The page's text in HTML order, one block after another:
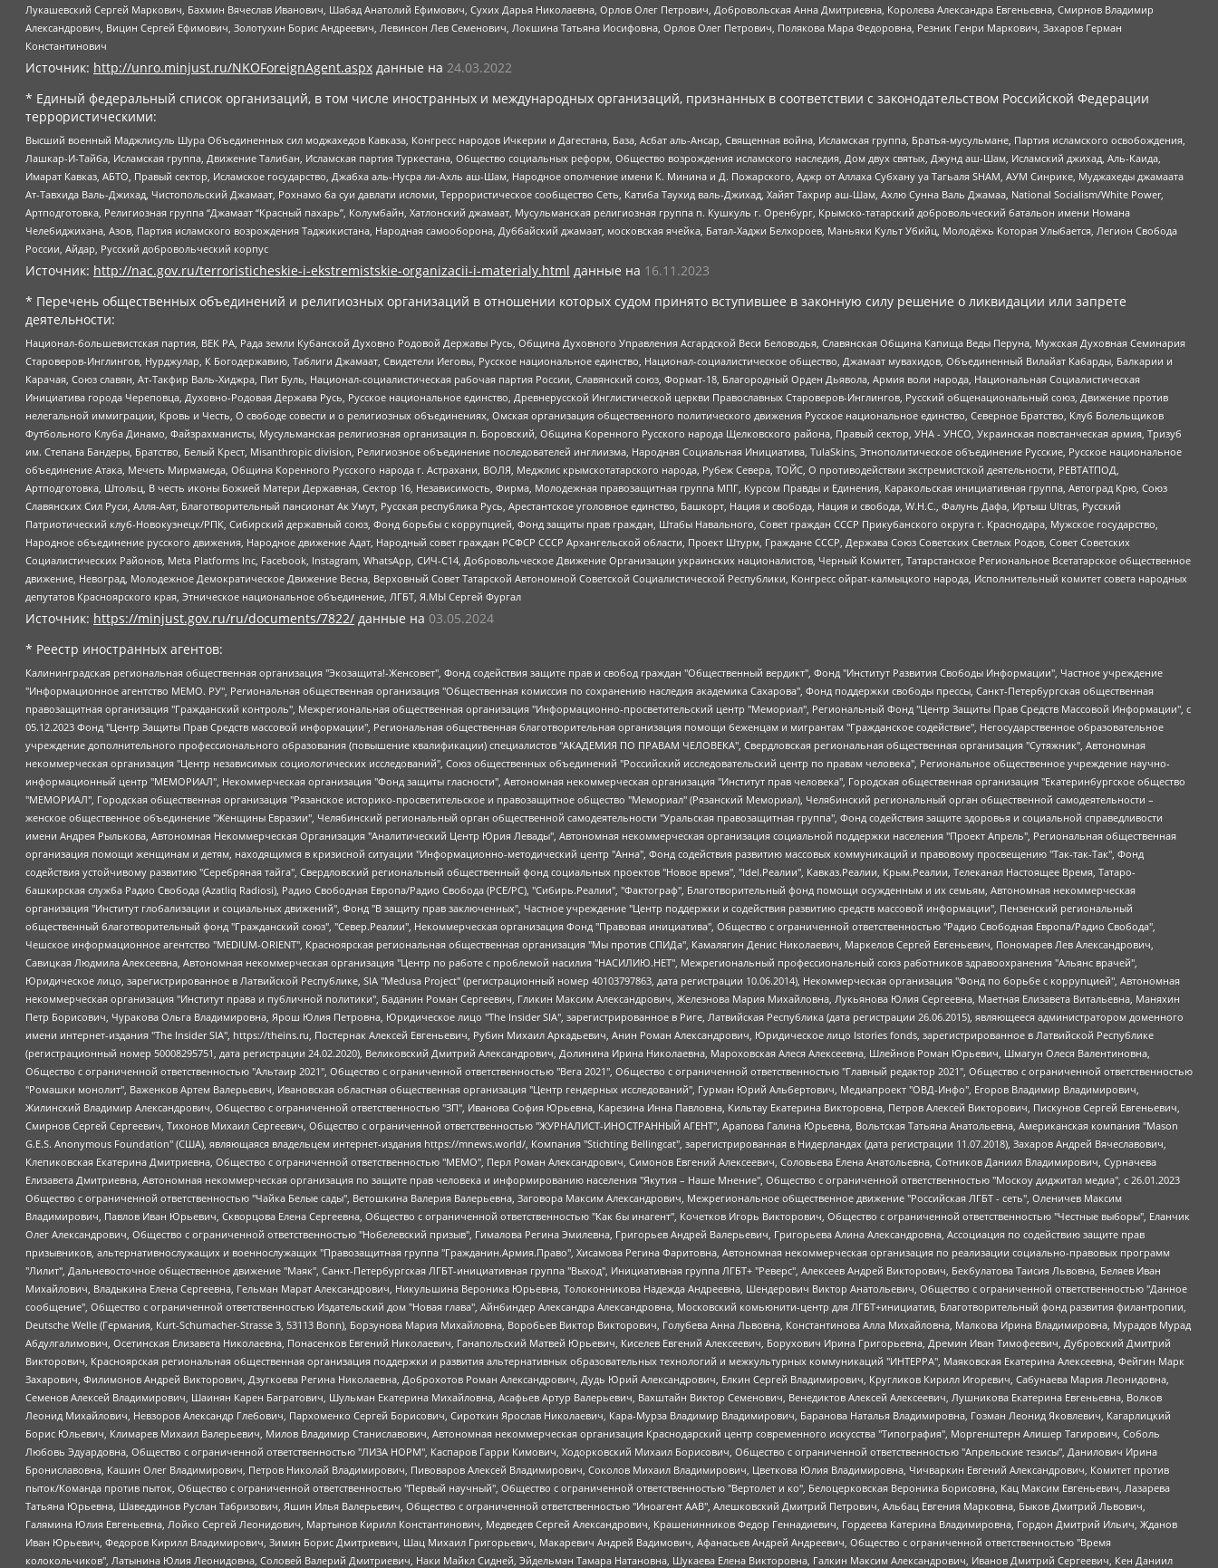
Лукашевский Сергей Маркович, Бахмин Вячеслав Иванович, Шабад Анатолий Ефимович, Сухих Дарья Николаевна, Орлов Олег Петрович, Добровольская Анна Дмитриевна, Королева Александра Евгеньевна, Смирнов Владимир
Александрович, Вицин Сергей Ефимович, Золотухин Борис Андреевич, Левинсон Лев Семенович, Локшина Татьяна Иосифовна, Орлов Олег Петрович, Полякова Мара Федоровна, Резник Генри Маркович, Захаров Герман
Константинович
Источник: http://unro.minjust.ru/NKOForeignAgent.aspx данные на 24.03.2022
* Единый федеральный список организаций, в том числе иностранных и международных организаций, признанных в соответствии с законодательством Российской Федерации
террористическими:
Высший военный Маджлисуль Шура Объединенных сил моджахедов Кавказа, Конгресс народов Ичкерии и Дагестана, База, Асбат аль-Ансар, Священная война, Исламская группа, Братья-мусульмане, Партия исламского освобождения,
Лашкар-И-Тайба, Исламская группа, Движение Талибан, Исламская партия Туркестана, Общество социальных реформ, Общество возрождения исламского наследия, Дом двух святых, Джунд аш-Шам, Исламский джихад, Аль-Каида,
Имарат Кавказ, АБТО, Правый сектор, Исламское государство, Джабха аль-Нусра ли-Ахль аш-Шам, Народное ополчение имени К. Минина и Д. Пожарского, Аджр от Аллаха Субхану уа Тагьаля SHAM, АУМ Синрике, Муджахеды джамаата
Ат-Тавхида Валь-Джихад, Чистопольский Джамаат, Рохнамо ба суи давлати исломи, Террористическое сообщество Сеть, Катиба Таухид валь-Джихад, Хайят Тахрир аш-Шам, Ахлю Сунна Валь Джамаа, National Socialism/White Power,
Артподготовка, Религиозная группа “Джамаат “Красный пахарь”, Колумбайн, Хатлонский джамаат, Мусульманская религиозная группа п. Кушкуль г. Оренбург, Крымско-татарский добровольческий батальон имени Номана
Челебиджихана, Азов, Партия исламского возрождения Таджикистана, Народная самооборона, Дуббайский джамаат, московская ячейка, Батал-Хаджи Белхороев, Маньяки Культ Убийц, Молодёжь Которая Улыбается, Легион Свобода
России, Айдар, Русский добровольческий корпус
Источник: http://nac.gov.ru/terroristicheskie-i-ekstremistskie-organizacii-i-materialy.html данные на 16.11.2023
* Перечень общественных объединений и религиозных организаций в отношении которых судом принято вступившее в законную силу решение о ликвидации или запрете
деятельности:
Национал-большевистская партия, ВЕК РА, Рада земли Кубанской Духовно Родовой Державы Русь, Община Духовного Управления Асгардской Веси Беловодья, Славянская Община Капища Веды Перуна, Мужская Духовная Семинария
Староверов-Инглингов, Нурджулар, К Богодержавию, Таблиги Джамаат, Свидетели Иеговы, Русское национальное единство, Национал-социалистическое общество, Джамаат мувахидов, Объединенный Вилайат Кабарды, Балкарии и
Карачая, Союз славян, Ат-Такфир Валь-Хиджра, Пит Буль, Национал-социалистическая рабочая партия России, Славянский союз, Формат-18, Благородный Орден Дьявола, Армия воли народа, Национальная Социалистическая
Инициатива города Череповца, Духовно-Родовая Держава Русь, Русское национальное единство, Древнерусской Инглистической церкви Православных Староверов-Инглингов, Русский общенациональный союз, Движение против
нелегальной иммиграции, Кровь и Честь, О свободе совести и о религиозных объединениях, Омская организация общественного политического движения Русское национальное единство, Северное Братство, Клуб Болельщиков
Футбольного Клуба Динамо, Файзрахманисты, Мусульманская религиозная организация п. Боровский, Община Коренного Русского народа Щелковского района, Правый сектор, УНА - УНСО, Украинская повстанческая армия, Тризуб
им. Степана Бандеры, Братство, Белый Крест, Misanthropic division, Религиозное объединение последователей инглиизма, Народная Социальная Инициатива, TulaSkins, Этнополитическое объединение Русские, Русское национальное
объединение Атака, Мечеть Мирмамеда, Община Коренного Русского народа г. Астрахани, ВОЛЯ, Меджлис крымскотатарского народа, Рубеж Севера, ТОЙС, О противодействии экстремистской деятельности, РЕВТАТПОД,
Артподготовка, Штольц, В честь иконы Божией Матери Державная, Сектор 16, Независимость, Фирма, Молодежная правозащитная группа МПГ, Курсом Правды и Единения, Каракольская инициативная группа, Автоград Крю, Союз
Славянских Сил Руси, Алля-Аят, Благотворительный пансионат Ак Умут, Русская республика Русь, Арестантское уголовное единство, Башкорт, Нация и свобода, Нация и свобода, W.H.С., Фалунь Дафа, Иртыш Ultras, Русский
Патриотический клуб-Новокузнецк/РПК, Сибирский державный союз, Фонд борьбы с коррупцией, Фонд защиты прав граждан, Штабы Навального, Совет граждан СССР Прикубанского округа г. Краснодара, Мужское государство,
Народное объединение русского движения, Народное движение Адат, Народный совет граждан РСФСР СССР Архангельской области, Проект Штурм, Граждане СССР, Держава Союз Советских Светлых Родов, Совет Советских
Социалистических Районов, Meta Platforms Inc, Facebook, Instagram, WhatsApp, СИЧ-С14, Добровольческое Движение Организации украинских националистов, Черный Комитет, Татарстанское Региональное Всетатарское общественное
движение, Невоград, Молодежное Демократическое Движение Весна, Верховный Совет Татарской Автономной Советской Социалистической Республики, Конгресс ойрат-калмыцкого народа, Исполнительный комитет совета народных
депутатов Красноярского края, Этническое национальное объединение, ЛГБТ, Я.МЫ Сергей Фургал
Источник: https://minjust.gov.ru/ru/documents/7822/ данные на 03.05.2024
* Реестр иностранных агентов:
Калининградская региональная общественная организация "Экозащита!-Женсовет", Фонд содействия защите прав и свобод граждан "Общественный вердикт", Фонд "Институт Развития Свободы Информации", Частное учреждение "Информационное агентство МЕМО. РУ", Региональная общественная организация "Общественная комиссия по сохранению наследия академика Сахарова", Фонд поддержки свободы прессы, Санкт-Петербургская общественная правозащитная организация "Гражданский контроль", Межрегиональная общественная организация "Информационно-просветительский центр "Мемориал", Региональный Фонд "Центр Защиты Прав Средств Массовой Информации", с 05.12.2023 Фонд "Центр Защиты Прав Средств массовой информации", Региональная общественная благотворительная организация помощи беженцам и мигрантам "Гражданское содействие", Негосударственное образовательное учреждение дополнительного профессионального образования (повышение квалификации) специалистов "АКАДЕМИЯ ПО ПРАВАМ ЧЕЛОВЕКА", Свердловская региональная общественная организация "Сутяжник", Автономная некоммерческая организация "Центр независимых социологических исследований", Союз общественных объединений "Российский исследовательский центр по правам человека", Региональное общественное учреждение научно-информационный центр "МЕМОРИАЛ", Некоммерческая организация "Фонд защиты гласности", Автономная некоммерческая организация "Институт прав человека", Городская общественная организация "Екатеринбургское общество "МЕМОРИАЛ", Городская общественная организация "Рязанское историко-просветительское и правозащитное общество "Мемориал" (Рязанский Мемориал), Челябинский региональный орган общественной самодеятельности – женское общественное объединение "Женщины Евразии", Челябинский региональный орган общественной самодеятельности "Уральская правозащитная группа", Фонд содействия защите здоровья и социальной справедливости имени Андрея Рылькова, Автономная Некоммерческая Организация "Аналитический Центр Юрия Левады", Автономная некоммерческая организация социальной поддержки населения "Проект Апрель", Региональная общественная организация помощи женщинам и детям, находящимся в кризисной ситуации "Информационно-методический центр "Анна", Фонд содействия развитию массовых коммуникаций и правовому просвещению "Так-так-Так", Фонд содействия устойчивому развитию "Серебряная тайга", Свердловский региональный общественный фонд социальных проектов "Новое время", "Idel.Реалии", Кавказ.Реалии, Крым.Реалии, Телеканал Настоящее Время, Татаро-башкирская служба Радио Свобода (Azatliq Radiosi), Радио Свободная Европа/Радио Свобода (PCE/PC), "Сибирь.Реалии", "Фактограф", Благотворительный фонд помощи осужденным и их семьям, Автономная некоммерческая организация "Институт глобализации и социальных движений", Фонд "В защиту прав заключенных", Частное учреждение "Центр поддержки и содействия развитию средств массовой информации", Пензенский региональный общественный благотворительный фонд "Гражданский союз", "Север.Реалии", Некоммерческая организация Фонд "Правовая инициатива", Общество с ограниченной ответственностью "Радио Свободная Европа/Радио Свобода", Чешское информационное агентство "MEDIUM-ORIENT", Красноярская региональная общественная организация "Мы против СПИДа", Камалягин Денис Николаевич, Маркелов Сергей Евгеньевич, Пономарев Лев Александрович, Савицкая Людмила Алексеевна, Автономная некоммерческая организация "Центр по работе с проблемой насилия "НАСИЛИЮ.НЕТ", Межрегиональный профессиональный союз работников здравоохранения "Альянс врачей", Юридическое лицо, зарегистрированное в Латвийской Республике, SIA "Medusa Project" (регистрационный номер 40103797863, дата регистрации 10.06.2014), Некоммерческая организация "Фонд по борьбе с коррупцией", Автономная некоммерческая организация "Институт права и публичной политики", Баданин Роман Сергеевич, Гликин Максим Александрович, Железнова Мария Михайловна, Лукьянова Юлия Сергеевна, Маетная Елизавета Витальевна, Маняхин Петр Борисович, Чуракова Ольга Владимировна, Ярош Юлия Петровна, Юридическое лицо "The Insider SIA", зарегистрированное в Риге, Латвийская Республика (дата регистрации 26.06.2015), являющееся администратором доменного имени интернет-издания "The Insider SIA", https://theins.ru, Постернак Алексей Евгеньевич, Рубин Михаил Аркадьевич, Анин Роман Александрович, Юридическое лицо Istories fonds, зарегистрированное в Латвийской Республике (регистрационный номер 50008295751, дата регистрации 24.02.2020), Великовский Дмитрий Александрович, Долинина Ирина Николаевна, Мароховская Алеся Алексеевна, Шлейнов Роман Юрьевич, Шмагун Олеся Валентиновна, Общество с ограниченной ответственностью "Альтаир 2021", Общество с ограниченной ответственностью "Вега 2021", Общество с ограниченной ответственностью "Главный редактор 2021", Общество с ограниченной ответственностью "Ромашки монолит", Важенков Артем Валерьевич, Ивановская областная общественная организация "Центр гендерных исследований", Гурман Юрий Альбертович, Медиапроект "ОВД-Инфо", Егоров Владимир Владимирович, Жилинский Владимир Александрович, Общество с ограниченной ответственностью "ЗП", Иванова София Юрьевна, Карезина Инна Павловна, Кильтау Екатерина Викторовна, Петров Алексей Викторович, Пискунов Сергей Евгеньевич, Смирнов Сергей Сергеевич, Тихонов Михаил Сергеевич, Общество с ограниченной ответственностью "ЖУРНАЛИСТ-ИНОСТРАННЫЙ АГЕНТ", Арапова Галина Юрьевна, Вольтская Татьяна Анатольевна, Американская компания "Mason G.E.S. Anonymous Foundation" (США), являющаяся владельцем интернет-издания https://mnews.world/, Компания "Stichting Bellingcat", зарегистрированная в Нидерландах (дата регистрации 11.07.2018), Захаров Андрей Вячеславович, Клепиковская Екатерина Дмитриевна, Общество с ограниченной ответственностью "МЕМО", Перл Роман Александрович, Симонов Евгений Алексеевич, Соловьева Елена Анатольевна, Сотников Даниил Владимирович, Сурначева Елизавета Дмитриевна, Автономная некоммерческая организация по защите прав человека и информированию населения "Якутия – Наше Мнение", Общество с ограниченной ответственностью "Москоу диджитал медиа", с 26.01.2023 Общество с ограниченной ответственностью "Чайка Белые сады", Ветошкина Валерия Валерьевна, Заговора Максим Александрович, Межрегиональное общественное движение "Российская ЛГБТ - сеть", Оленичев Максим Владимирович, Павлов Иван Юрьевич, Скворцова Елена Сергеевна, Общество с ограниченной ответственностью "Как бы инагент", Кочетков Игорь Викторович, Общество с ограниченной ответственностью "Честные выборы", Еланчик Олег Александрович, Общество с ограниченной ответственностью "Нобелевский призыв", Гималова Регина Эмилевна, Григорьев Андрей Валерьевич, Григорьева Алина Александровна, Ассоциация по содействию защите прав призывников, альтернативнослужащих и военнослужащих "Правозащитная группа "Гражданин.Армия.Право", Хисамова Регина Фаритовна, Автономная некоммерческая организация по реализации социально-правовых программ "Лилит", Дальневосточное общественное движение "Маяк", Санкт-Петербургская ЛГБТ-инициативная группа "Выход", Инициативная группа ЛГБТ+ "Реверс", Алексеев Андрей Викторович, Бекбулатова Таисия Львовна, Беляев Иван Михайлович, Владыкина Елена Сергеевна, Гельман Марат Александрович, Никульшина Вероника Юрьевна, Толоконникова Надежда Андреевна, Шендерович Виктор Анатольевич, Общество с ограниченной ответственностью "Данное сообщение", Общество с ограниченной ответственностью Издательский дом "Новая глава", Айнбиндер Александра Александровна, Московский комьюнити-центр для ЛГБТ+инициатив, Благотворительный фонд развития филантропии, Deutsche Welle (Германия, Kurt-Schumacher-Strasse 3, 53113 Bonn), Борзунова Мария Михайловна, Воробьев Виктор Викторович, Голубева Анна Львовна, Константинова Алла Михайловна, Малкова Ирина Владимировна, Мурадов Мурад Абдулгалимович, Осетинская Елизавета Николаевна, Понасенков Евгений Николаевич, Ганапольский Матвей Юрьевич, Киселев Евгений Алексеевич, Борухович Ирина Григорьевна, Дремин Иван Тимофеевич, Дубровский Дмитрий Викторович, Красноярская региональная общественная организация поддержки и развития альтернативных образовательных технологий и межкультурных коммуникаций "ИНТЕРРА", Маяковская Екатерина Алексеевна, Фейгин Марк Захарович, Филимонов Андрей Викторович, Дзугкоева Регина Николаевна, Доброхотов Роман Александрович, Дудь Юрий Александрович, Елкин Сергей Владимирович, Кругликов Кирилл Игоревич, Сабунаева Мария Леонидовна, Семенов Алексей Владимирович, Шаинян Карен Багратович, Шульман Екатерина Михайловна, Асафьев Артур Валерьевич, Вахштайн Виктор Семенович, Венедиктов Алексей Алексеевич, Лушникова Екатерина Евгеньевна, Волков Леонид Михайлович, Невзоров Александр Глебович, Пархоменко Сергей Борисович, Сироткин Ярослав Николаевич, Кара-Мурза Владимир Владимирович, Баранова Наталья Владимировна, Гозман Леонид Яковлевич, Кагарлицкий Борис Юльевич, Климарев Михаил Валерьевич, Милов Владимир Станиславович, Автономная некоммерческая организация Краснодарский центр современного искусства "Типография", Моргенштерн Алишер Тагирович, Соболь Любовь Эдуардовна, Общество с ограниченной ответственностью "ЛИЗА НОРМ", Каспаров Гарри Кимович, Ходорковский Михаил Борисович, Общество с ограниченной ответственностью "Апрельские тезисы", Данилович Ирина Брониславовна, Кашин Олег Владимирович, Петров Николай Владимирович, Пивоваров Алексей Владимирович, Соколов Михаил Владимирович, Цветкова Юлия Владимировна, Чичваркин Евгений Александрович, Комитет против пыток/Команда против пыток, Общество с ограниченной ответственностью "Первый научный", Общество с ограниченной ответственностью "Вертолет и ко", Белоцерковская Вероника Борисовна, Кац Максим Евгеньевич, Лазарева Татьяна Юрьевна, Шаведдинов Руслан Табризович, Яшин Илья Валерьевич, Общество с ограниченной ответственностью "Иноагент ААВ", Алешковский Дмитрий Петрович, Альбац Евгения Марковна, Быков Дмитрий Львович, Галямина Юлия Евгеньевна, Лойко Сергей Леонидович, Мартынов Кирилл Константинович, Медведев Сергей Александрович, Крашенинников Федор Геннадиевич, Гордеева Катерина Вл